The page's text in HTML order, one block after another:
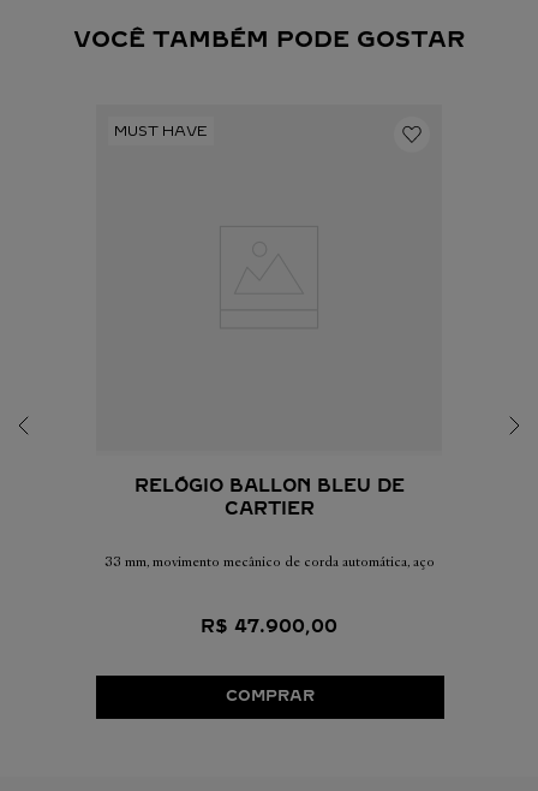
VOCÊ TAMBÉM PODE GOSTAR
RELÓGIO BALLON BLEU DE
CARTIER
33 mm, movimento mecânico de corda automática, aço
R$ 47.900,00
COMPRAR